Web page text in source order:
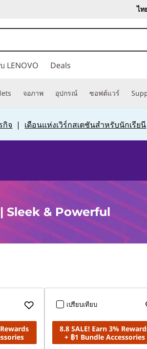
ไท
LENOVO Deals
จอภาพ อุปกรณ์ ซอฟต์แวร์
กิจ | เดือนแห่งเวิร์กสเตชันสำหรับนักเรียนี
Sleek & Powerful
เปรียบเทียบ
8.8 SALE! Earn 3%
+ ฿1 Bundle Accessories